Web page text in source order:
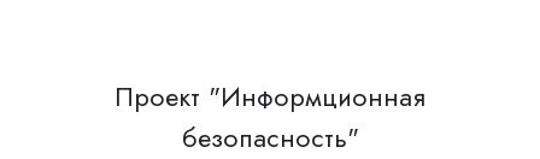
Проект "Информционная
безопасность"